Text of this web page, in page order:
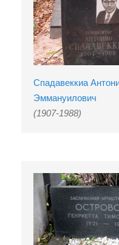
Спадавеккиа
Эммануилович
(1907-1988)